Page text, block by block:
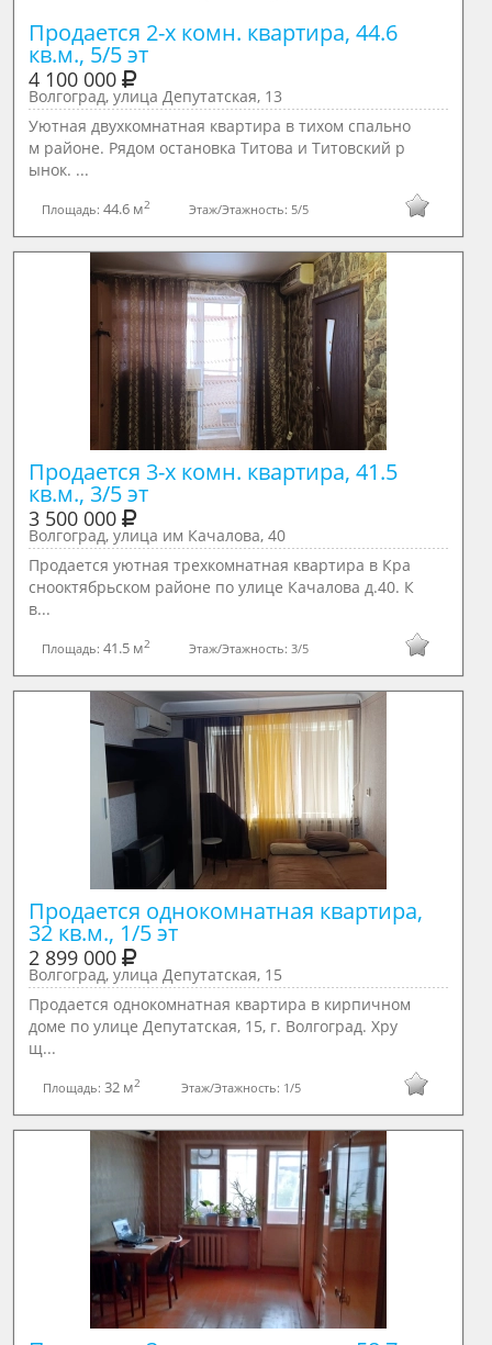
Продается 2-х комн. квартира, 44.6
кв.м., 5/5 эт
4 100 000
Волгоград, улица Депутатская, 13
Уютная двухкомнатная квартира в тихом спально
м районе. Рядом остановка Титова и Титовский р
ынок. ...
Площадь:44.6 м2 Этаж/Этажность: 5/5
Продается 3-х комн. квартира, 41.5
кв.м., 3/5 эт
3 500 000
Волгоград, улица им Качалова, 40
Продается уютная трехкомнатная квартира в Кра
снооктябрьском районе по улице Качалова д.40. К
в...
Площадь:41.5 м2 Этаж/Этажность: 3/5
Продается однокомнатная квартира,
32 кв.м., 1/5 эт
2 899 000
Волгоград, улица Депутатская, 15
Продается однокомнатная квартира в кирпичном
доме по улице Депутатская, 15, г. Волгоград. Xpу
щ...
Площадь:32 м2 Этаж/Этажность: 1/5